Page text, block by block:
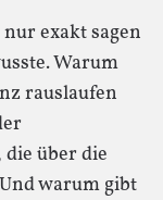
exakt sagen
Warum
rauslaufen
über die
warum gibt